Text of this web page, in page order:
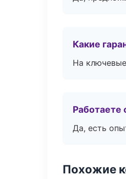
Какие
На
Работаете
Да, есть
Похожие